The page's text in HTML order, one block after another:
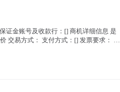
证金账号及收款行：[] 商机详细信息 是
交易方式： 支付方式：[] 发票要求： 所